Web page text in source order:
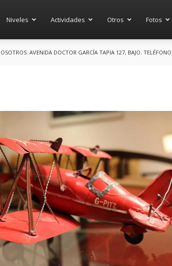
Niveles Actividades Otros Fotos
AVENIDA DOCTOR GARCÍA TAPIA 127, BAJO.